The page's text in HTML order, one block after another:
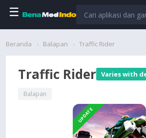
☰
Beranda
Beranda Balapan Traffic Rider
Traffic Rider Varies with
Balapan
UPDATE